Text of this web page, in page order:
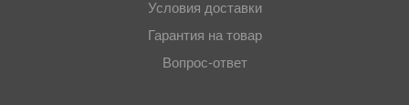
Условия доставки
Гарантия на товар
Вопрос-ответ